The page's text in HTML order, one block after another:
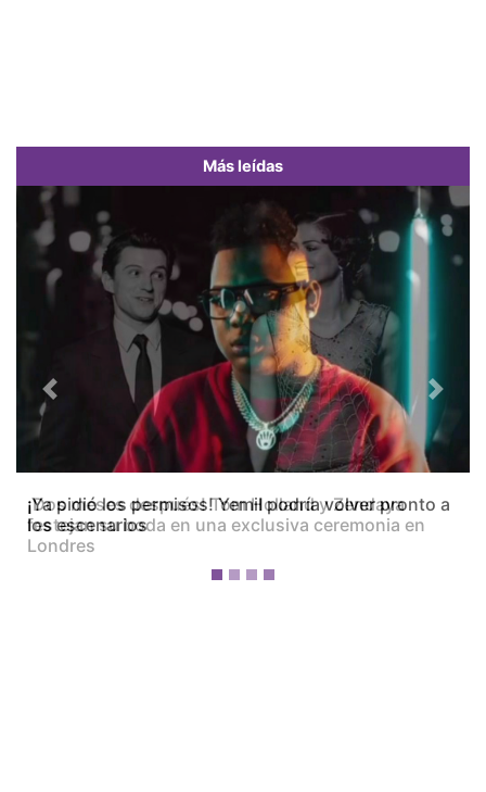
Más leídas
¡Dos meses después! Tom Holland y Zendaya
festejan su boda en una exclusiva ceremonia en
Londres
Previous Next